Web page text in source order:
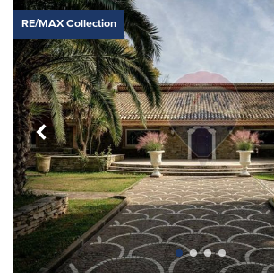
RE/MAX Collection